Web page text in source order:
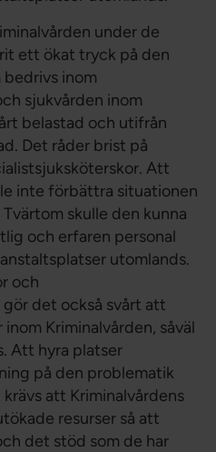
under de
ett ökat tryck på den
bedrivs inom
sjukvården inom
belastad och utifrån
Det råder brist på
Att
inte förbättra situationen
skulle den kunna
och erfaren personal
utomlands.
och
det också svårt att
Kriminalvården, såväl
Att hyra platser
på den problematik
att Kriminalvårdens
resurser så att
det stöd som de har